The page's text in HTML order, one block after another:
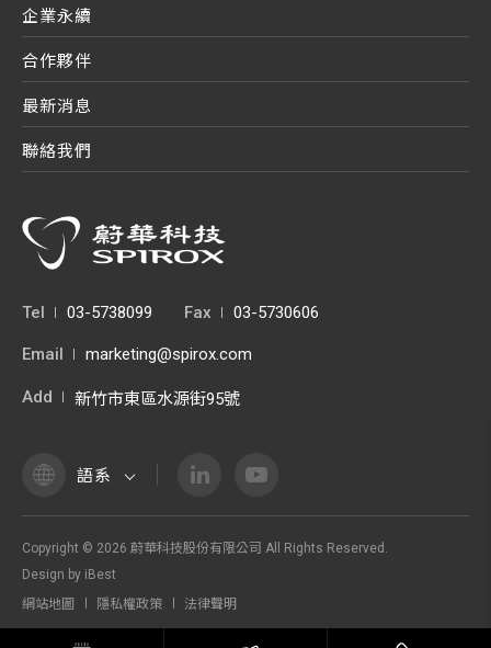
企業永續
合作夥伴
最新消息
聯絡我們
Tel 03-5738099 Fax 03-5730606
Email marketing@spirox.com
Add 新竹市東區水源街95號
語系
Copyright © 2026 蔚華科技股份有限公司 All Rights Reserved.
Design by iBest
網站地圖
隱私權政策 法律聲明